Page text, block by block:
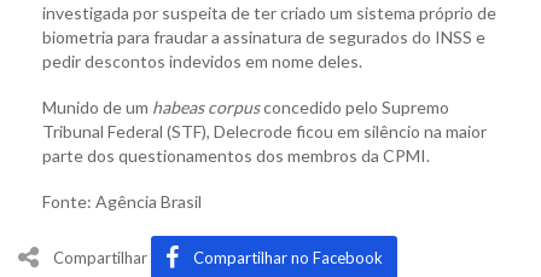
investigada por suspeita de ter criado um sistema próprio de
biometria para fraudar a assinatura de segurados do INSS e
pedir descontos indevidos em nome deles.
Munido de um habeas corpusconcedido pelo Supremo
Tribunal Federal (STF), Delecrode ficou em silêncio na maior
parte dos questionamentos dos membros da CPMI.
Fonte: Agência Brasil
Compartilhar Compartilhar no Facebook